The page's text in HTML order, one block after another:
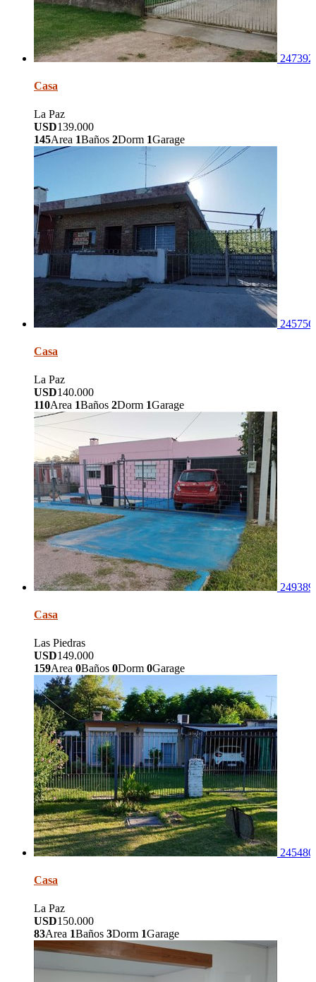
247392
Casa
La Paz
USD139.000
145Area 1Baños 2Dorm 1Garage
245756
Casa
La Paz
USD140.000
110Area 1Baños 2Dorm 1Garage
249389
Casa
Las Piedras
USD149.000
159Area 0Baños 0Dorm 0Garage
245480
Casa
La Paz
USD150.000
83Area 1Baños 3Dorm 1Garage